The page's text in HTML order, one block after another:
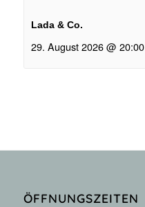
Lada & Co.
29. August 2026 @ 20:00
ÖFFNUNGSZEITEN